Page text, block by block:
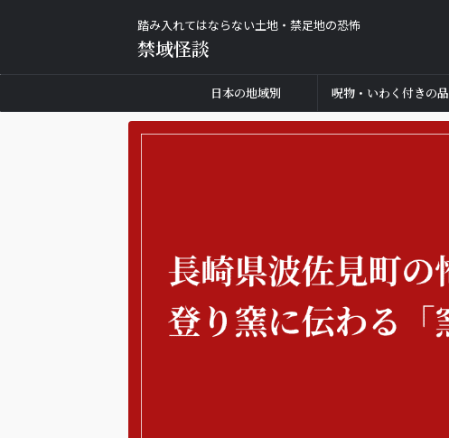
踏み入れてはならない土地・禁足地の恐怖
禁域怪談
日本の地域別 呪物・いわく付きの品